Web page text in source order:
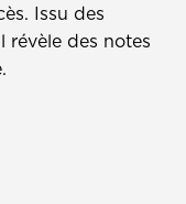
Issu des
révèle des notes